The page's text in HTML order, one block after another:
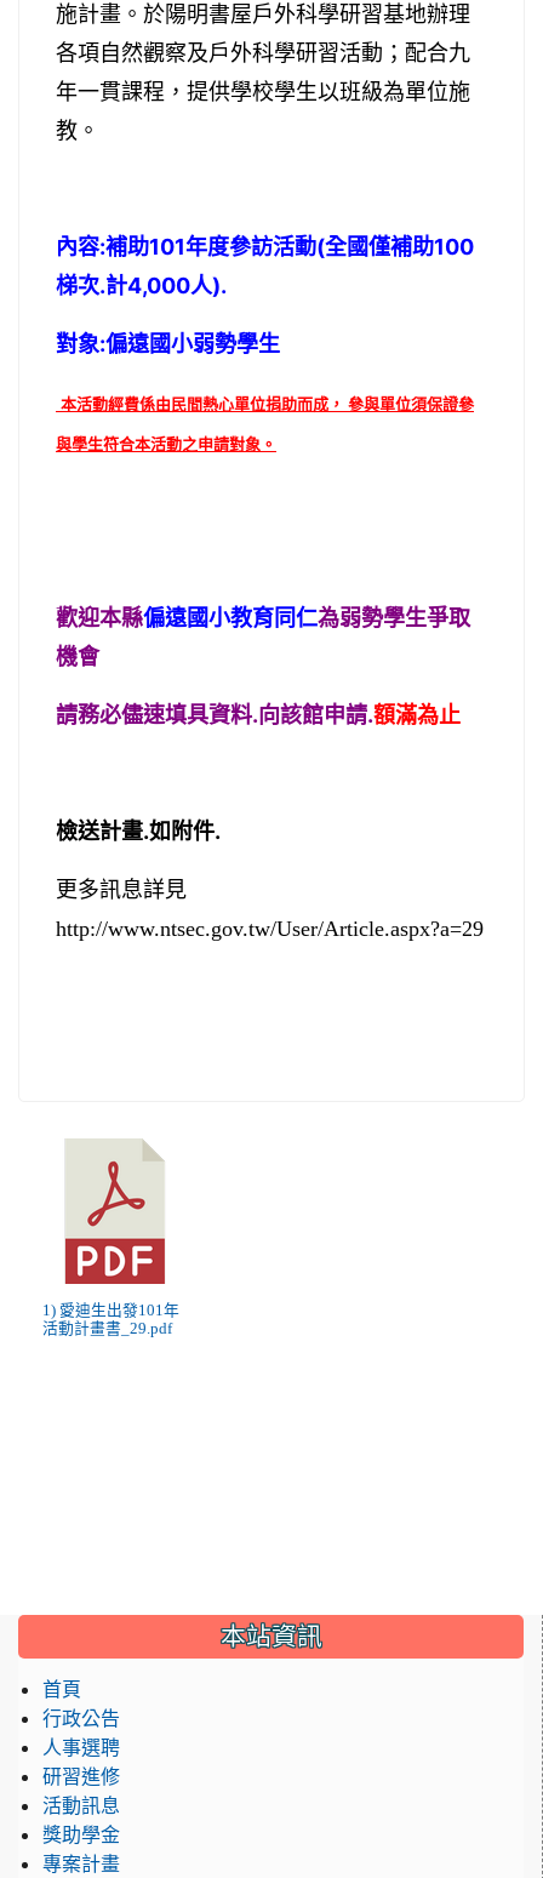
施計畫。於陽明書屋戶外科學研習基地辦理
各項自然觀察及戶外科學研習活動；配合九
年一貫課程，提供學校學生以班級為單位施
教。
內容:補助101年度參訪活動(全國僅補助100
梯次.計4,000人).
對象:偏遠國小弱勢學生
本活動經費係由民間熱心單位捐助而成， 參與單位須保證參
與學生符合本活動之申請對象。
歡迎本縣偏遠國小教育同仁為弱勢學生爭取
機會
請務必儘速填具資料.向該館申請.額滿為止
檢送計畫.如附件.
更多訊息詳見
http://www.ntsec.gov.tw/User/Article.aspx?a=29
1) 愛迪生出發101年
活動計畫書_29.pdf
::: 本站資訊
首頁
行政公告
人事選聘
研習進修
活動訊息
獎助學金
專案計畫